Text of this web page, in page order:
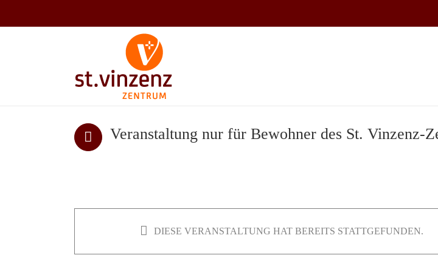
Veranstaltung nur für Bewohner des St. Vinzenz-
DIESE VERANSTALTUNG HAT BEREITS STATTGEFUNDEN.